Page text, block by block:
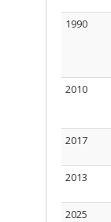
1990
2010
2017
2013
2025